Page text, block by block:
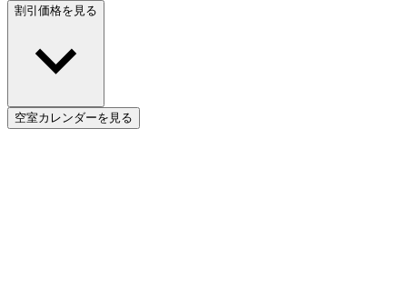
割引価格を見る
空室カレンダーを見る